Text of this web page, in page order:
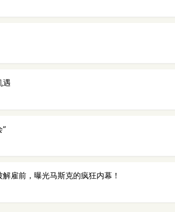
遇
”
雇前，曝光马斯克的疯狂内幕！